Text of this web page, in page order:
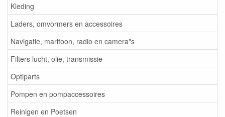
Kleding
Laders, omvormers en accessoires
Navigatie, marifoon, radio en camera"s
Filters lucht, olie, transmissie
Optiparts
Pompen en pompaccessoires
Reinigen en Poetsen